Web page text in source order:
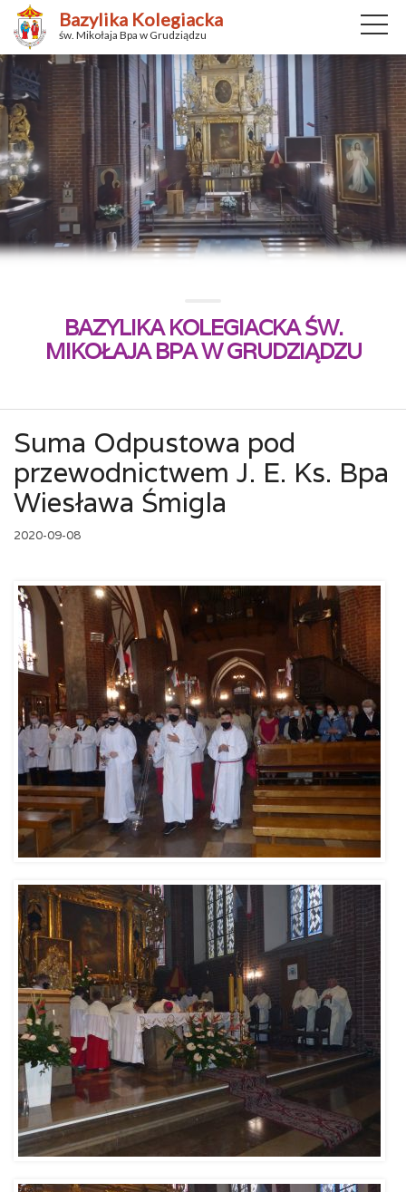
Bazylika Kolegiacka
św. Mikołaja Bpa w Grudziądzu
BAZYLIKA KOLEGIACKA ŚW.
MIKOŁAJA BPA W GRUDZIĄDZU
Suma Odpustowa pod
przewodnictwem J. E. Ks. Bpa
Wiesława Śmigla
2020-09-08